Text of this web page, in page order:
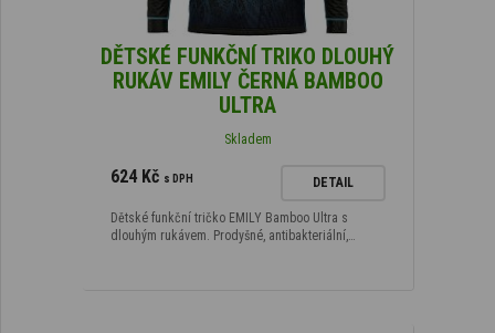
DĚTSKÉ FUNKČNÍ TRIKO DLOUHÝ
RUKÁV EMILY ČERNÁ BAMBOO
ULTRA
Skladem
624 Kč s DPH DETAIL
Dětské funkční tričko EMILY Bamboo Ultra s
dlouhým rukávem. Prodyšné, antibakteriální,…